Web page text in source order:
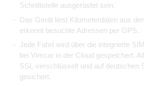
Schnittstelle ausgerüstet sein.
Das Gerät liest Kilometerdaten aus
erkennt besuchte Adressen per GPS.
Jede Fahrt wird über die integrierte
bei Vimcar in der Cloud gespeichert.
SSL-verschlüsselt und auf deutschen
gesichert.